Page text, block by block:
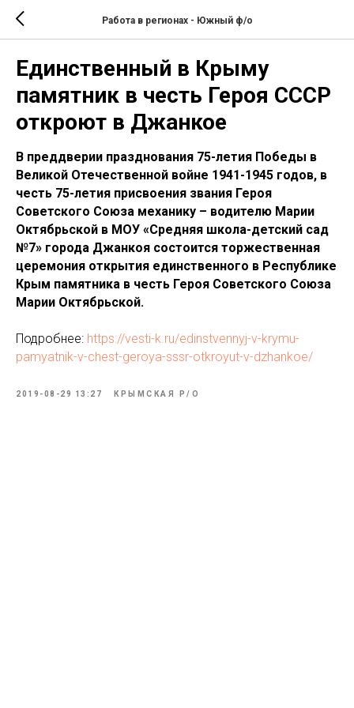
Работа в регионах - Южный ф/о
Единственный в Крыму
памятник в честь Героя СССР
откроют в Джанкое
В преддверии празднования 75-летия Победы в
Великой Отечественной войне 1941-1945 годов, в
честь 75-летия присвоения звания Героя
Советского Союза механику – водителю Марии
Октябрьской в МОУ «Средняя школа-детский сад
№7» города Джанкоя состоится торжественная
церемония открытия единственного в Республике
Крым памятника в честь Героя Советского Союза
Марии Октябрьской.
Подробнее: https://vesti-k.ru/edinstvennyj-v-krymu-
pamyatnik-v-chest-geroya-sssr-otkroyut-v-dzhankoe/
2019-08-29 13:27 КРЫМСКАЯ Р/О